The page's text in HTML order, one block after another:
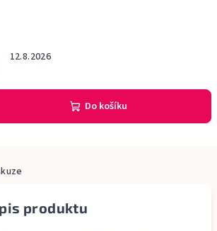
12.8.2026
Do košíku
produktu